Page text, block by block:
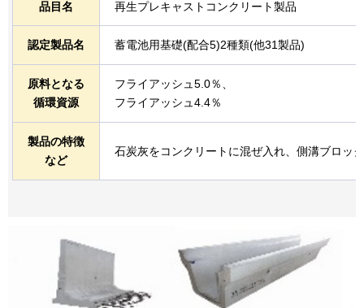
品目名 再生プレキャストコンクリート製品
認定製品名 蓄電池用基礎(配合5)2種類(他31製品)
原料となる
循環資源
フライアッシュ5.0％、
フライアッシュ4.4％
製品の特徴
など
石炭灰をコンクリートに混ぜ入れ、側溝ブロッ